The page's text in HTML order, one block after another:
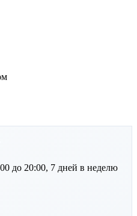
до 20:00, 7 дней в неделю